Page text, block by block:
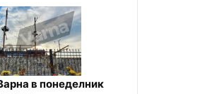
в понеделник